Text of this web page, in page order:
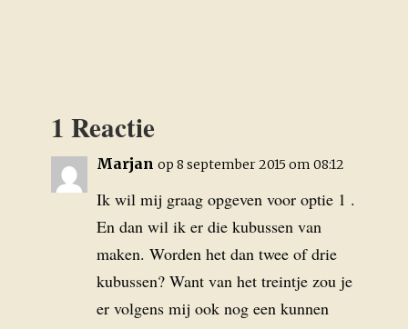
1 Reactie
Marjan op 8 september 2015 om 08:12
Ik wil mij graag opgeven voor optie 1 .
En dan wil ik er die kubussen van
maken. Worden het dan twee of drie
kubussen? Want van het treintje zou je
er volgens mij ook nog een kunnen